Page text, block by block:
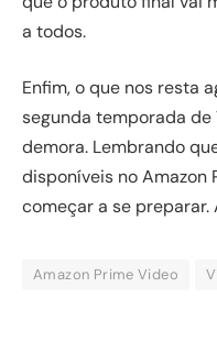
a todos.
Enfim, o que nos resta
segunda temporada
demora. Lembrando
disponíveis no Amazon
começar a se preparar.
Amazon Prime Video